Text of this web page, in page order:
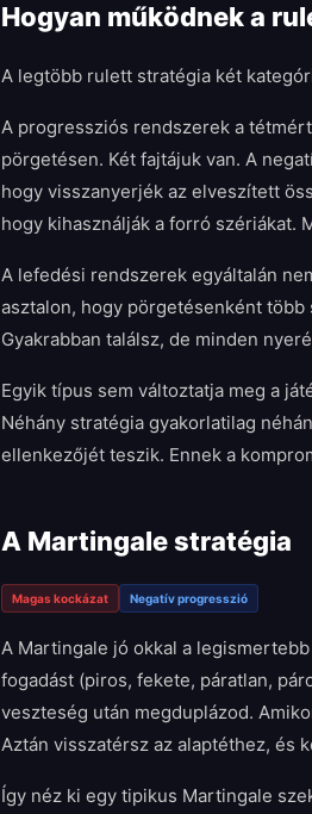
Hogyan működnek a
A legtöbb rulett stratégia két
A progressziós rendszerek a
pörgetésen. Két fajtájuk van. A
hogy visszanyerjék az elveszített
hogy kihasználják a forró szériákat.
A lefedési rendszerek egyáltalán
asztalon, hogy pörgetésenként több
Gyakrabban találsz, de minden
Egyik típus sem változtatja meg a
Néhány stratégia gyakorlatilag
ellenkezőjét teszik. Ennek a
A Martingale stratégia
Magas kockázat Negatív progresszió
A Martingale jó okkal a
fogadást (piros, fekete, páratlan,
veszteség után megduplázod.
Aztán visszatérsz az alaptéthez, és
Így néz ki egy tipikus Martingale